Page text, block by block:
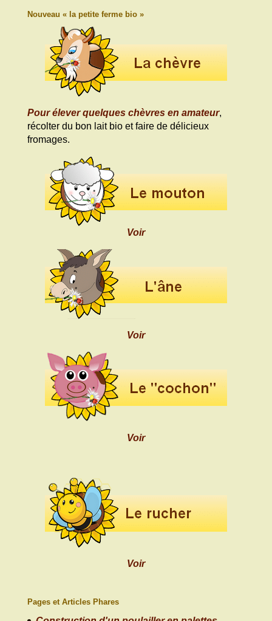
Nouveau « la petite ferme bio »
Pour élever quelques chèvres en amateur,
récolter du bon lait bio et faire de délicieux
fromages.
Voir
Voir
Voir
Voir
Pages et Articles Phares